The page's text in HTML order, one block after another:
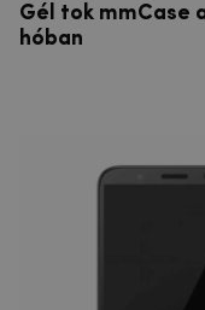
Gél tok mmCase
hóban